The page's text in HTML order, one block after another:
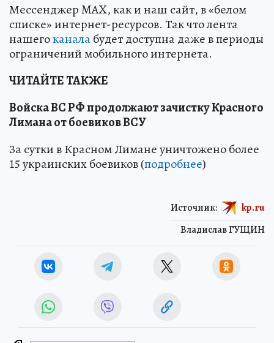
Мессенджер MAX, как и наш сайт, в «белом
списке» интернет-ресурсов. Так что лента
нашегоканалабудет доступна даже в периоды
ограничений мобильного интернета.
ЧИТАЙТЕ ТАКЖЕ
Войска ВС РФ продолжают зачистку Красного
Лимана от боевиков ВСУ
За сутки в Красном Лимане уничтожено более
15 украинских боевиков (подробнее)
Владислав ГУЩИН
Источник: kp.ru